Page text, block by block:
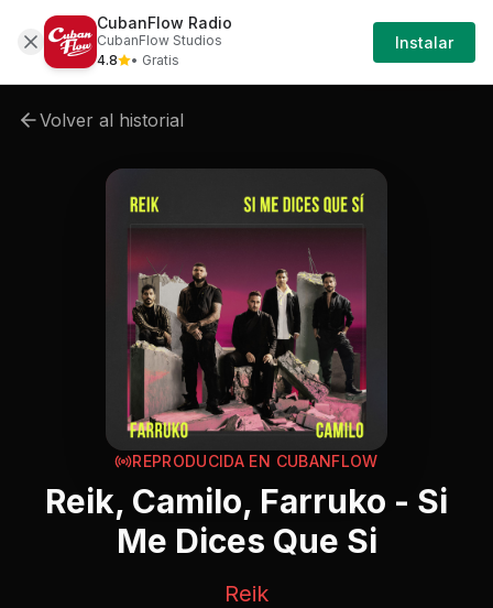
Cancion Reik-reik-camilo-farruko-si-me-
Iniciar
Sesión
Volver al historial
REPRODUCIDA EN CUBANFLOW
Reik, Camilo, Farruko - Si
Me Dices Que Si
Reik
CubanFlow Radio
CubanFlow Studios
4.8
• Gratis
Instalar